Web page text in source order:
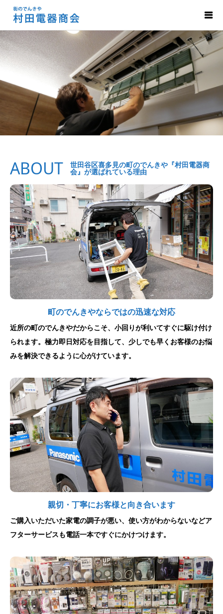
ABOUT 世田谷区喜多見の町のでんきや『村田電器商
会』が選ばれている理由
町のでんきやならではの迅速な対応
近所の町のでんきやだからこそ、小回りが利いてすぐに駆け付け
られます。極力即日対応を目指して、少しでも早くお客様のお悩
みを解決できるように心がけています。
親切・丁寧にお客様と向き合います
ご購入いただいた家電の調子が悪い、使い方がわからないなどア
フターサービスも電話一本ですぐにかけつけます。